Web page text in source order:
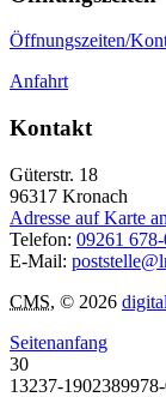
Öffnungszeiten/
Anfahrt
Kontakt
Güterstr. 18
96317 Kronach
Adresse auf Karte
Telefon: 09261
E-Mail:
CMS, © 2026 digital
Seitenanfang
30
13237-